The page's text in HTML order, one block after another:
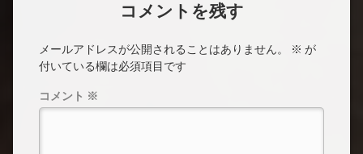
コメントを残す
メールアドレスが公開されることはありません。 ※ が
付いている欄は必須項目です
コメント ※